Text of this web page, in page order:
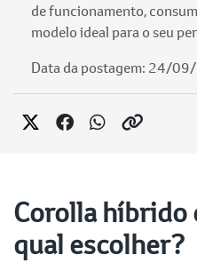
de funcionamento,
modelo ideal para o seu
Data da postagem: 24/
Corolla híbrido
qual escolher?